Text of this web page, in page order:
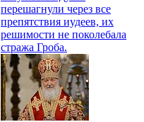
перешагнули через все
препятствия иудеев, их
решимости не поколебала
стража Гроба.